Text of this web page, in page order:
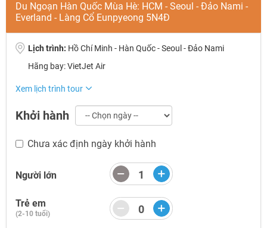
Du Ngoạn Hàn Quốc Mùa Hè: HCM - Seoul - Đảo Nami -
Everland - Làng Cổ Eunpyeong 5N4Đ
Lịch trình: Hồ Chí Minh - Hàn Quốc - Seoul - Đảo Nami
Hãng bay: VietJet Air
Xem lịch trình tour
Khởi hành
Chưa xác định ngày khởi hành
Người lớn
Trẻ em
(2-10 tuổi)
TƯ VẤN NGAY
TƯ VẤN NGAY
TƯ VẤN NGAY
TƯ VẤN NGAY